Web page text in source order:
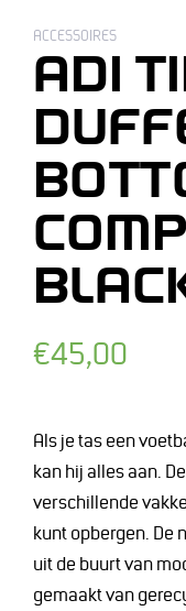
ACCESSOIRES
ADI
Normale
€45,00
Als je tas een
kan hij alles aan.
verschillende
kunt opbergen. De
uit de buurt van
gemaakt van